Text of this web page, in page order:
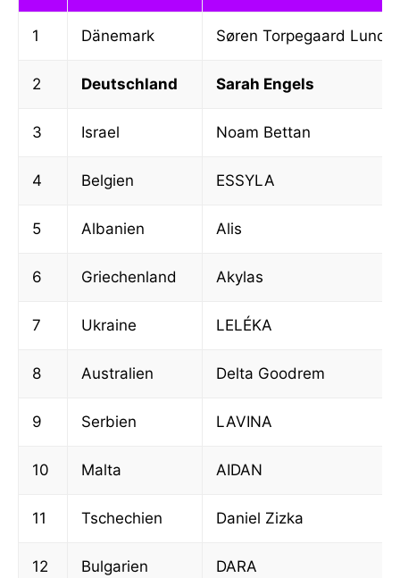
1 Dänemark Søren Torpegaard Lund
2 Deutschland Sarah Engels
3 Israel Noam Bettan
4 Belgien ESSYLA
5 Albanien Alis
6 Griechenland Akylas
7 Ukraine LELÉKA
8 Australien Delta Goodrem
9 Serbien LAVINA
10 Malta AIDAN
11 Tschechien Daniel Zizka
12 Bulgarien DARA